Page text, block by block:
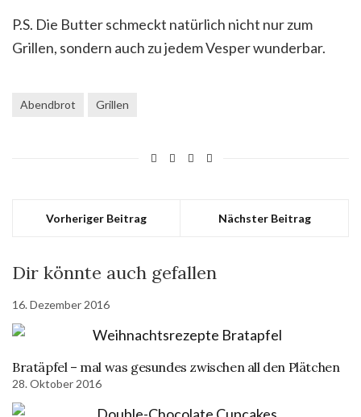
P.S. Die Butter schmeckt natürlich nicht nur zum
Grillen, sondern auch zu jedem Vesper wunderbar.
Abendbrot Grillen
Vorheriger Beitrag Nächster Beitrag
Dir könnte auch gefallen
16. Dezember 2016
Bratäpfel – mal was gesundes zwischen all den Plätchen
28. Oktober 2016